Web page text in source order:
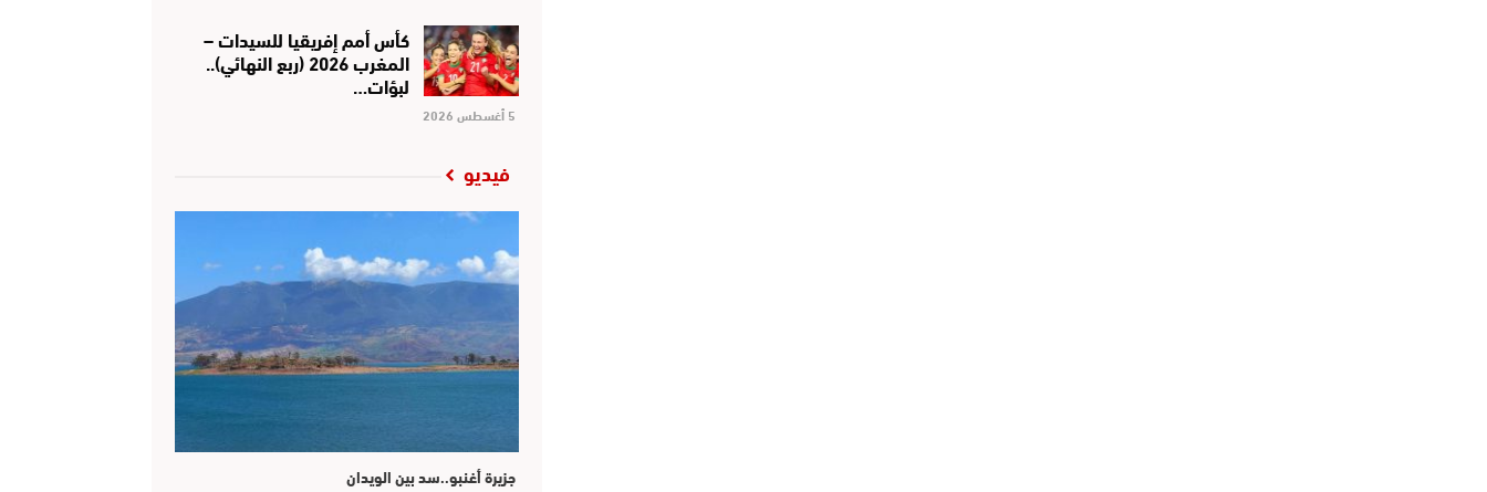
كأس أمم إفريقيا للسيدات –
المغرب 2026 (ربع النهائي)..
لبؤات…
5 أغسطس 2026
فيديو
جزيرة أغنبو..سد بين الويدان